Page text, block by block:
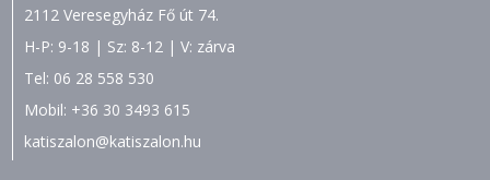
2112 Veresegyház Fő út 74.
H-P: 9-18 | Sz: 8-12 | V: zárva
Tel: 06 28 558 530
Mobil: +36 30 3493 615
katiszalon@katiszalon.hu